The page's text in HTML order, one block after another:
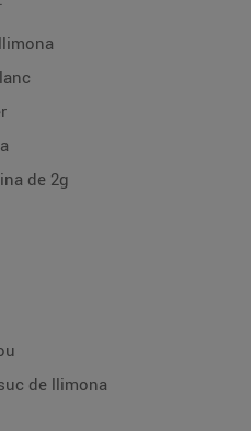
de 2g
de llimona